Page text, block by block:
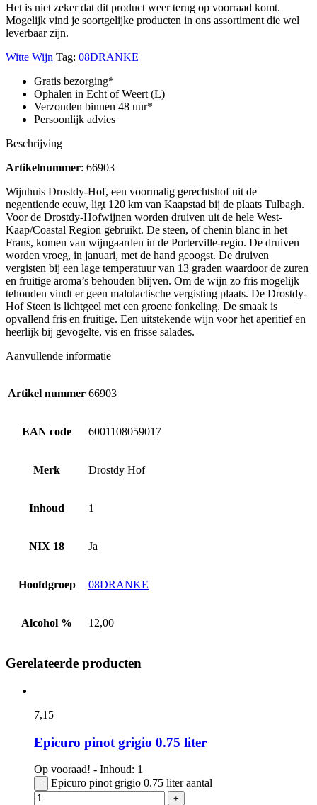
Het is niet zeker dat dit product weer terug op voorraad komt.
Mogelijk vind je soortgelijke producten in ons assortiment die wel
leverbaar zijn.
Witte Wijn Tag: 08DRANKE
Gratis bezorging*
Ophalen in Echt of Weert (L)
Verzonden binnen 48 uur*
Persoonlijk advies
Beschrijving
Artikelnummer: 66903
Wijnhuis Drostdy-Hof, een voormalig gerechtshof uit de
negentiende eeuw, ligt 120 km van Kaapstad bij de plaats Tulbagh.
Voor de Drostdy-Hofwijnen worden druiven uit de hele West-
Kaap/Coastal Region gebruikt. De steen, of chenin blanc in het
Frans, komen van wijngaarden in de Porterville-regio. De druiven
worden vroeg, in januari, met de hand geoogst. De druiven
vergisten bij een lage temperatuur van 13 graden waardoor de zuren
en fruitige aroma’s behouden blijven. Om de wijn zo fris mogelijk
tehouden vindt er geen malolactische vergisting plaats. De Drostdy-
Hof Steen is lichtgeel met een groene fonkeling. De smaak is
opvallend fris en fruitige. Een uitstekende wijn voor het aperitief en
heerlijk bij gevogelte, vis en frisse salades.
Aanvullende informatie
Artikel nummer 66903
EAN code 6001108059017
Merk Drostdy Hof
Inhoud 1
NIX 18 Ja
Hoofdgroep 08DRANKE
Alcohol % 12,00
Gerelateerde producten
7,15
Epicuro pinot grigio 0.75 liter
Op vooraad! - Inhoud: 1
- Epicuro pinot grigio 0.75 liter aantal
+